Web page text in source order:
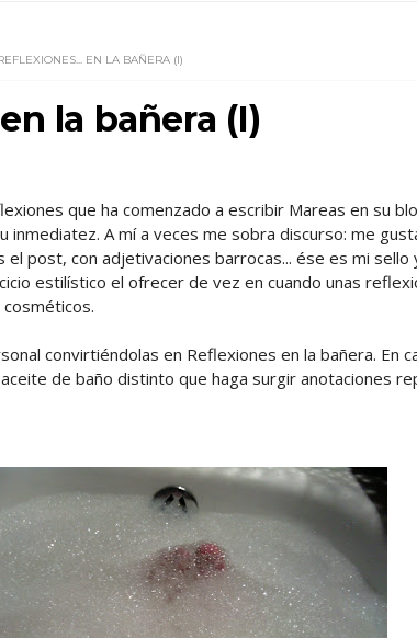
EN LA BAÑERA (I)
la bañera (I)
que ha comenzado a escribir Mareas en su
inmediatez. A mí a veces me sobra discurso: me
post, con adjetivaciones barrocas... ése es mi sello
estilístico el ofrecer de vez en cuando unas
convirtiéndolas en Reflexiones en la bañera. En
de baño distinto que haga surgir anotaciones